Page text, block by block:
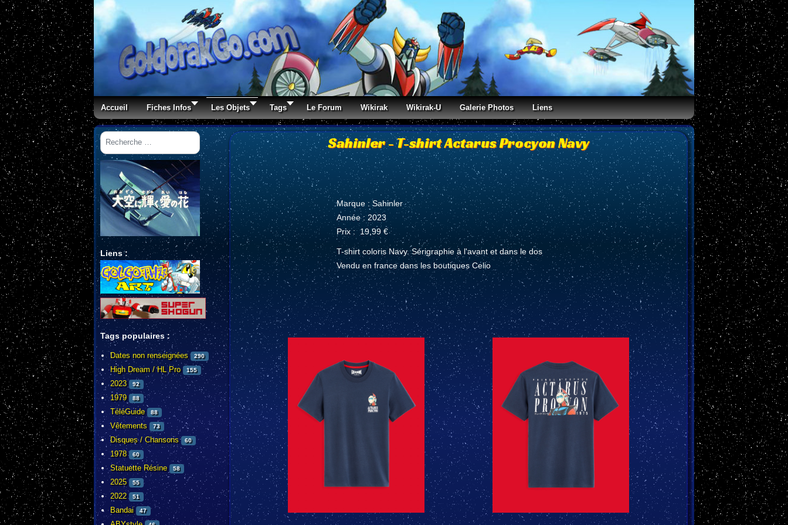
Accueil Fiches Infos Les Objets Tags Le Forum Wikirak Wikirak-U Galerie Photos Liens
Rechercher
Liens :
Tags populaires :
Dates non renseignées 290
High Dream / HL Pro 155
2023 92
1979 88
TéléGuide 88
Vêtements 73
Disques / Chansons 60
1978 60
Statuette Résine 58
2025 55
2022 51
Bandai 47
Sahinler - T-shirt Actarus Procyon Navy
Marque : Sahinler
Année : 2023
Prix : 19,99 €
T-shirt coloris Navy. Sérigraphie à l'avant et dans le dos
Vendu en france dans les boutiques Celio